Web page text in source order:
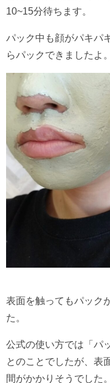
10~15分待ちます。
パック中も顔がパキパ
らパックできましたよ。
表面を触ってもパック
た。
公式の使い方では「パ
とのことでしたが、表
間がかかりそうでした。